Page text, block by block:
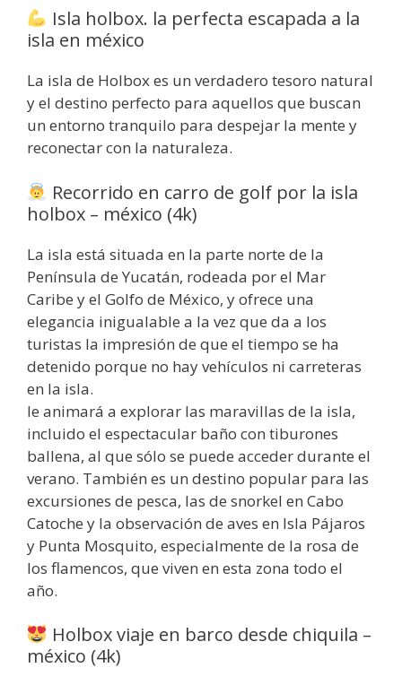
Isla holbox. la perfecta escapada a la
isla en méxico
La isla de Holbox es un verdadero tesoro natural
y el destino perfecto para aquellos que buscan
un entorno tranquilo para despejar la mente y
reconectar con la naturaleza.
Recorrido en carro de golf por la isla
holbox – méxico (4k)
La isla está situada en la parte norte de la
Península de Yucatán, rodeada por el Mar
Caribe y el Golfo de México, y ofrece una
elegancia inigualable a la vez que da a los
turistas la impresión de que el tiempo se ha
detenido porque no hay vehículos ni carreteras
en la isla.
le animará a explorar las maravillas de la isla,
incluido el espectacular baño con tiburones
ballena, al que sólo se puede acceder durante el
verano. También es un destino popular para las
excursiones de pesca, las de snorkel en Cabo
Catoche y la observación de aves en Isla Pájaros
y Punta Mosquito, especialmente de la rosa de
los flamencos, que viven en esta zona todo el
año.
Holbox viaje en barco desde chiquila –
méxico (4k)